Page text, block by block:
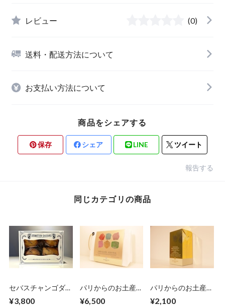
レビュー (0)
送料・配送方法について
お支払い方法について
商品をシェアする
保存 シェア LINE ツイート
報告する
同じカテゴリの商品
セバスチャンゴダー
わせ（小）
¥3,800
パリからのお土産
Frères アイスティー
¥6,500
パリからのお土産
Frères アイスティー
¥2,100